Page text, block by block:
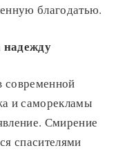
благодатью.
надежду
современной
и саморекламы
Смирение
спасителями